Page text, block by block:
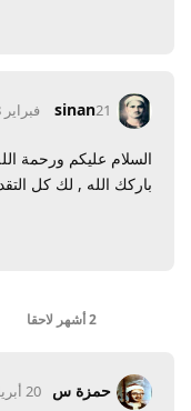
sinan21 فبراير 2008
السلام عليكم ورحمة
باركك الله , لك كل
2 أشهر لاحقا
حمزة س 20 أبريل 2008